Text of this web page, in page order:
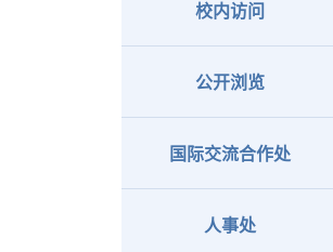
校内访问
公开浏览
国际交流合作处
人事处